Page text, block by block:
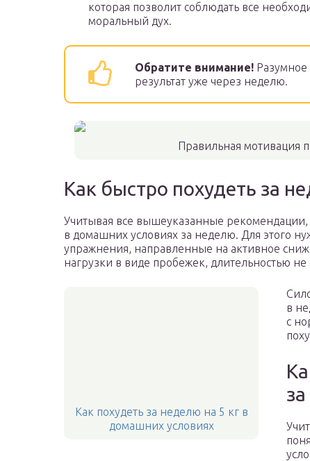
которая позволит соблюдать все
моральный дух.
Обратите внимание!
результат уже через неделю.
Правильная мотивация
Как быстро похудеть за
Учитывая все вышеуказанные рекомендации,
в домашних условиях за неделю. Для этого
упражнения, направленные на активное
нагрузки в виде пробежек, длительностью
Как похудеть за неделю на 5 кг в
домашних условиях
в
с